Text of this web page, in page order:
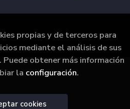
. Todos los Derechos
|Grupo Trevenque
propias y de terceros para
mediante el análisis de sus
obtener más información
la configuración.
cookies